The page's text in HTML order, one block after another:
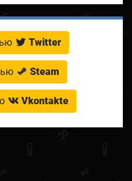
Twitter
Steam
Vkontakte